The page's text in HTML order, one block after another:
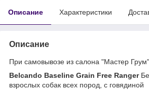
Описание Характеристики
Описание
При самовывозе из салона "Мастер
Belcando Baseline Grain Free Ranger
взрослых собак всех пород, с говядиной